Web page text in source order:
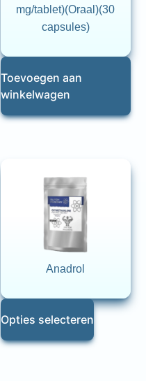
mg/tablet)(Oraal)(30
capsules)
Toevoegen aan
winkelwagen
Anadrol
Opties selecteren